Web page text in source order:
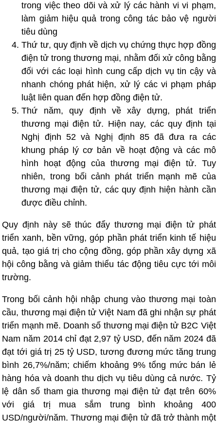
trong việc theo dõi và xử lý các hành vi vi phạm,
làm giảm hiệu quả trong công tác bảo vệ người
tiêu dùng
Thứ tư, quy định về dịch vụ chứng thực hợp đồng
điện tử trong thương mại, nhằm đối xử công bằng
đối với các loại hình cung cấp dịch vụ tin cậy và
nhanh chóng phát hiện, xử lý các vi phạm pháp
luật liên quan đến hợp đồng điện tử.
Thứ năm, quy định về xây dựng, phát triển
thương mại điện tử. Hiện nay, các quy định tại
Nghị định 52 và Nghị định 85 đã đưa ra các
khung pháp lý cơ bản về hoạt động và các mô
hình hoạt động của thương mại điện tử. Tuy
nhiên, trong bối cảnh phát triển mạnh mẽ của
thương mại điện tử, các quy định hiện hành cần
được điều chỉnh.
Quy định này sẽ thúc đẩy thương mại điện tử phát
triển xanh, bền vững, góp phần phát triển kinh tế hiệu
quả, tạo giá trị cho cộng đồng, góp phần xây dựng xã
hội công bằng và giảm thiểu tác động tiêu cực tới môi
trường.
Trong bối cảnh hội nhập chung vào thương mại toàn
cầu, thương mại điện tử Việt Nam đã ghi nhận sự phát
triển mạnh mẽ. Doanh số thương mại điện tử B2C Việt
Nam năm 2014 chỉ đạt 2,97 tỷ USD, đến năm 2024 đã
đạt tới giá trị 25 tỷ USD, tương đương mức tăng trung
bình 26,7%/năm; chiếm khoảng 9% tổng mức bán lẻ
hàng hóa và doanh thu dịch vụ tiêu dùng cả nước. Tỷ
lệ dân số tham gia thương mại điện tử đạt trên 60%
với giá trị mua sắm trung bình khoảng 400
USD/người/năm. Thương mại điện tử đã trở thành một